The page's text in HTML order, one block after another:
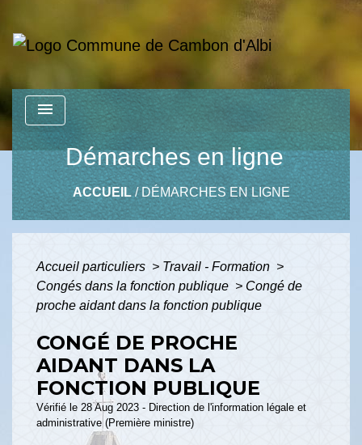
menu
Démarches en ligne
ACCUEIL/DÉMARCHES EN LIGNE
Accueil particuliers > Travail - Formation >
Congés dans la fonction publique > Congé de
proche aidant dans la fonction publique
CONGÉ DE PROCHE
AIDANT DANS LA
FONCTION PUBLIQUE
Vérifié le 28 Aug 2023 - Direction de l'information légale et
administrative (Première ministre)